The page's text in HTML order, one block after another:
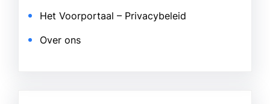
Het Voorportaal – Privacybeleid
Over ons